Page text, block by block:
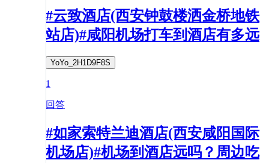
#云致酒店(西安钟鼓楼洒金桥地铁
站店)#咸阳机场打车到酒店有多远
YoYo_2H1D9F8S
1
回答
#如家索特兰迪酒店(西安咸阳国际
机场店)#机场到酒店远吗？周边吃